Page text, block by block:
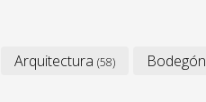
Arquitectura (58) Bodegón